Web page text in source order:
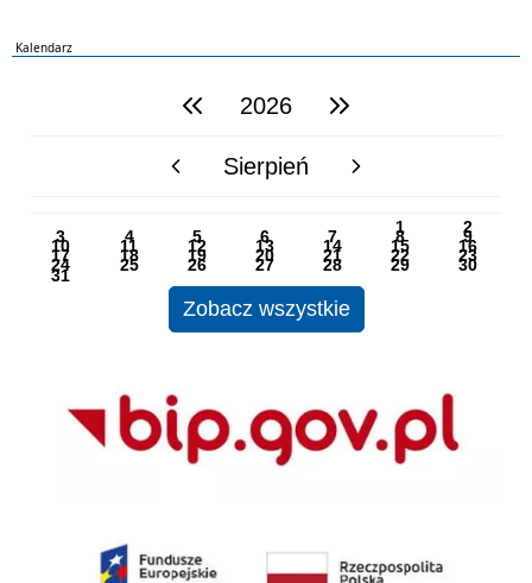
Kalendarz
poprzedni rok2026 następny rok
poprzedni miesiącSierpień następny miesiąc
1 2
3 4 5 6 7 8 9
10 11 12 13 14 15 16
17 18 19 20 21 22 23
24 25 26 27 28 29 30
31
Zobacz wszystkie